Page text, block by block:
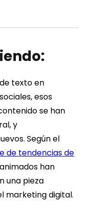
texto en
esos
se han
y
Según el
de tendencias de
han
una pieza
marketing digital.